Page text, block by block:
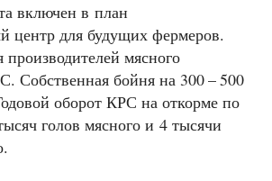
включен в план
центр для будущих фермеров.
производителей мясного
Собственная бойня на 300 – 500
оборот КРС на откорме по
голов мясного и 4 тысячи